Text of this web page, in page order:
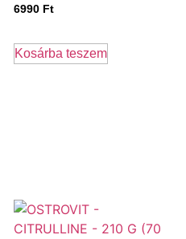
6990 Ft
Kosárba teszem